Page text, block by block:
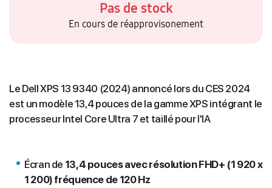
Pas de stock
En cours de réapprovisonement
Le Dell XPS 13 9340 (2024) annoncé lors du CES 2024
est un modèle 13,4 pouces de la gamme XPS intégrant le
processeur Intel Core Ultra 7 et taillé pour l'IA
Écran de 13,4 pouces avec résolution FHD+ (1 920 x
1 200) fréquence de 120 Hz